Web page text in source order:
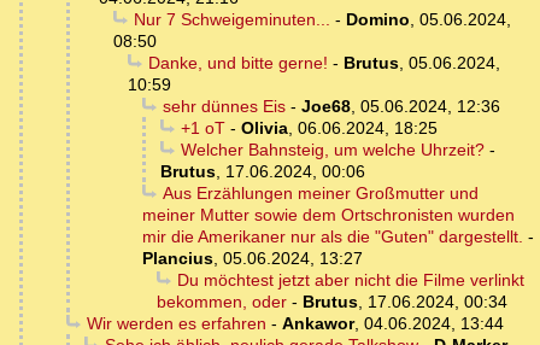
Nur 7 Schweigeminuten... - Domino, 05.06.2024,
08:50
Danke, und bitte gerne! - Brutus, 05.06.2024,
10:59
sehr dünnes Eis- Joe68, 05.06.2024, 12:36
+1 oT- Olivia, 06.06.2024, 18:25
Welcher Bahnsteig, um welche Uhrzeit?-
Brutus, 17.06.2024, 00:06
Aus Erzählungen meiner Großmutter und
meiner Mutter sowie dem Ortschronisten wurden
mir die Amerikaner nur als die "Guten" dargestellt. -
Plancius, 05.06.2024, 13:27
Du möchtest jetzt aber nicht die Filme verlinkt
bekommen, oder - Brutus, 17.06.2024, 00:34
Wir werden es erfahren - Ankawor, 04.06.2024, 13:44